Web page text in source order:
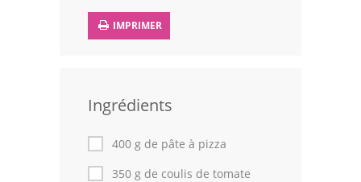
Poissons
Cuisines Orientales
Recettes marocaine
IMPRIMER
Ingrédients
400 g de pâte à pizza
350 g de coulis de tomate